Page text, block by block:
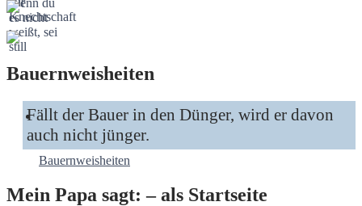
Bauernweisheiten
Fällt der Bauer in den Dünger, wird er davon
auch nicht jünger.
Bauernweisheiten
Mein Papa sagt: – als Startseite